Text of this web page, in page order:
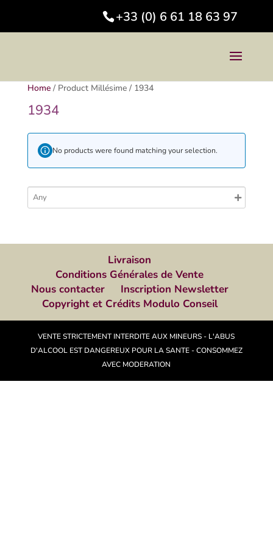
+33 (0) 6 61 18 63 97
Home/ Product Millésime/ 1934
1934
No products were found matching your selection.
Livraison
Conditions Générales de Vente
Nous contacter
Inscription Newsletter
Copyright et Crédits Modulo Conseil
VENTE STRICTEMENT INTERDITE AUX MINEURS - L'ABUS
D'ALCOOL EST DANGEREUX POUR LA SANTE - CONSOMMEZ
AVEC MODERATION